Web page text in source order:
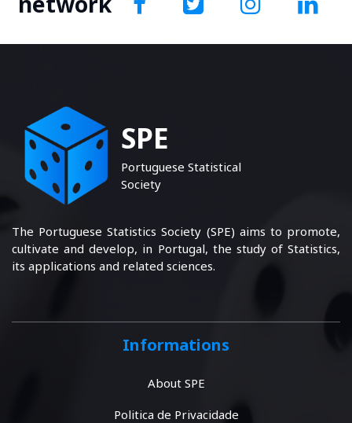
SPE
Portuguese Statistical
Society
The Portuguese Statistics Society (SPE) aims to promote,
cultivate and develop, in Portugal, the study of Statistics,
its applications and related sciences.
Informations
About SPE
Politica de Privacidade